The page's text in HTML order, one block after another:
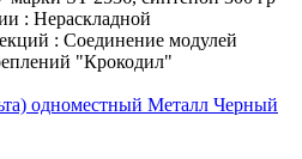
: Нераскладной
: Соединение модулей
"Крокодил"
одноместный Металл Черный